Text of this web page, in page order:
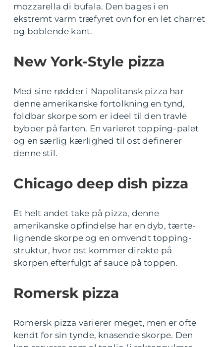
mozzarella di bufala. Den bages i en
ekstremt varm træfyret ovn for en let charret
og boblende kant.
New York-Style pizza
Med sine rødder i Napolitansk pizza har
denne amerikanske fortolkning en tynd,
foldbar skorpe som er ideel til den travle
byboer på farten. En varieret topping-palet
og en særlig kærlighed til ost definerer
denne stil.
Chicago deep dish pizza
Et helt andet take på pizza, denne
amerikanske opfindelse har en dyb, tærte-
lignende skorpe og en omvendt topping-
struktur, hvor ost kommer direkte på
skorpen efterfulgt af sauce på toppen.
Romersk pizza
Romersk pizza varierer meget, men er ofte
kendt for sin tynde, knasende skorpe. Den